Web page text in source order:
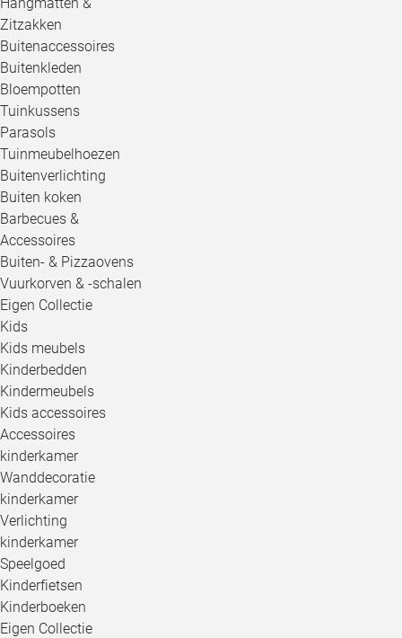
Zitzakken
Buitenaccessoires
Buitenkleden
Bloempotten
Tuinkussens
Parasols
Tuinmeubelhoezen
Buitenverlichting
Buiten koken
Barbecues &
Accessoires
Buiten- & Pizzaovens
Vuurkorven & -schalen
Eigen Collectie
Kids
Kids meubels
Kinderbedden
Kindermeubels
Kids accessoires
Accessoires
kinderkamer
Wanddecoratie
kinderkamer
Verlichting
kinderkamer
Speelgoed
Kinderfietsen
Kinderboeken
Eigen Collectie